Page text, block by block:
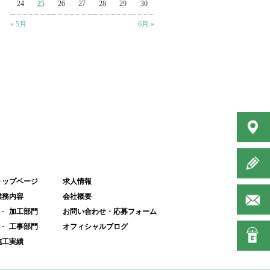
« 5月 6月 »
24 25 26 27 28 29 30
ップページ
務内容
加工部門
工事部門
工実績
求人情報
会社概要
お問い合わせ・応募フォーム
オフィシャルブログ